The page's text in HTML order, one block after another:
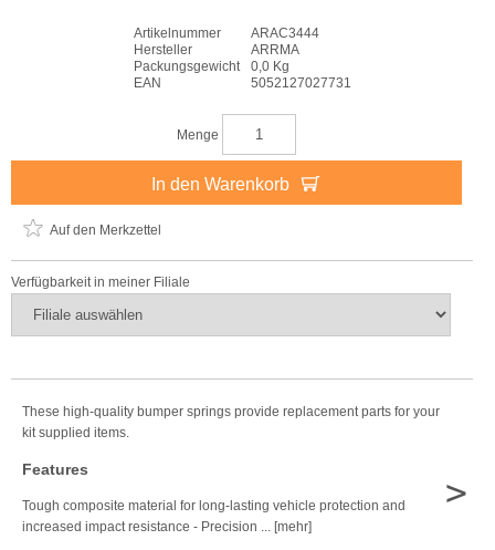
Artikelnummer
ARAC3444
Hersteller
ARRMA
Packungsgewicht
0,0 Kg
EAN
5052127027731
Menge
In den Warenkorb
Auf den Merkzettel
Verfügbarkeit in meiner Filiale
These high-quality bumper springs provide replacement parts for your
kit supplied items.
Features
Tough composite material for long-lasting vehicle protection and
increased impact resistance - Precision ... [mehr]
>